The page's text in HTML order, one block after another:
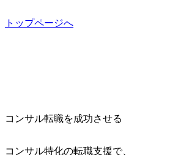
流での現状分析、顧客ヒアリング、戦略
ルティング領域)から参画いただきます。
だきます。 アジャイル開発を通じて顧客
ーケットプレイス」が存在し、本ツール
職率も21.8%（2023年12月時点）とフレキ
③12時開始 2026年8月10日(月) 16:00 各回
w.businessinsider.jp/post-283587) アサヒグ
ンサルティング会社となり、今後も成長
（真北）という言葉がよくつかわれる。
外オフィスへのトランスファー制度など
東京オフィスに来るグローバルメンバー
れており、これまで多くのNPO・NGOな
トップページへ
コンサル転職を成功させる
コンサル特化の転職支援で、